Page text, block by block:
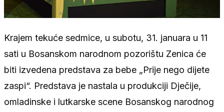
Krajem tekuće sedmice, u subotu, 31. januara u 11
sati u Bosanskom narodnom pozorištu Zenica će
biti izvedena predstava za bebe „Prije nego dijete
zaspi“. Predstava je nastala u produkciji Dječije,
omladinske i lutkarske scene Bosanskog narodnog